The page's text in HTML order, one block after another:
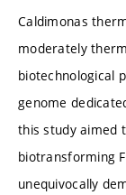
Caldimonas
moderately
biotechnological
genome
this study aimed
biotransforming
unequivocally